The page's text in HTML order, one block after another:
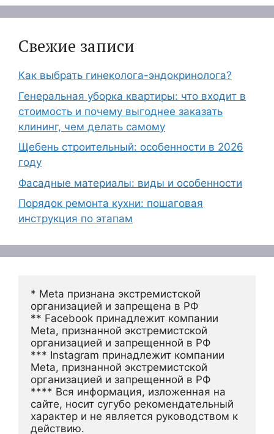
Свежие записи
Как выбрать гинеколога-эндокринолога?
Генеральная уборка квартиры: что входит в
стоимость и почему выгоднее заказать
клининг, чем делать самому
Щебень строительный: особенности в 2026
году
Фасадные материалы: виды и особенности
Порядок ремонта кухни: пошаговая
инструкция по этапам
* Meta признана экстремистской
организацией и запрещена в РФ
** Facebook принадлежит компании
Meta, признанной экстремистской
организацией и запрещенной в РФ
*** Instagram принадлежит компании
Meta, признанной экстремистской
организацией и запрещенной в РФ
**** Вся информация, изложенная на
сайте, носит сугубо рекомендательный
характер и не является руководством к
действию.